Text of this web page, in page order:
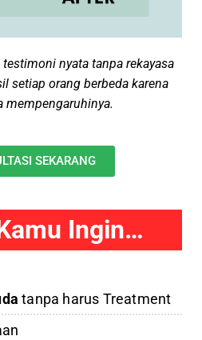
testimoni nyata tanpa rekayasa
setiap orang berbeda karena
mempengaruhinya.
SEKARANG
Ingin…
tanpa harus Treatment